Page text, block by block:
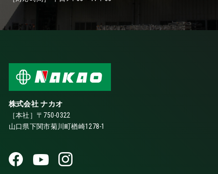
株式会社 ナカオ
［本社］〒750-0322
山口県下関市菊川町楢崎1278-1